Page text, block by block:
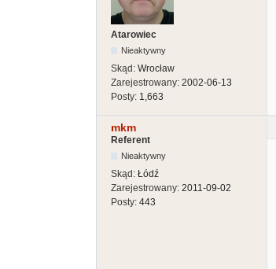
Atarowiec
Nieaktywny
Skąd: Wrocław
Zarejestrowany: 2002-06-13
Posty: 1,663
mkm
Referent
Nieaktywny
Skąd: Łódź
Zarejestrowany: 2011-09-02
Posty: 443